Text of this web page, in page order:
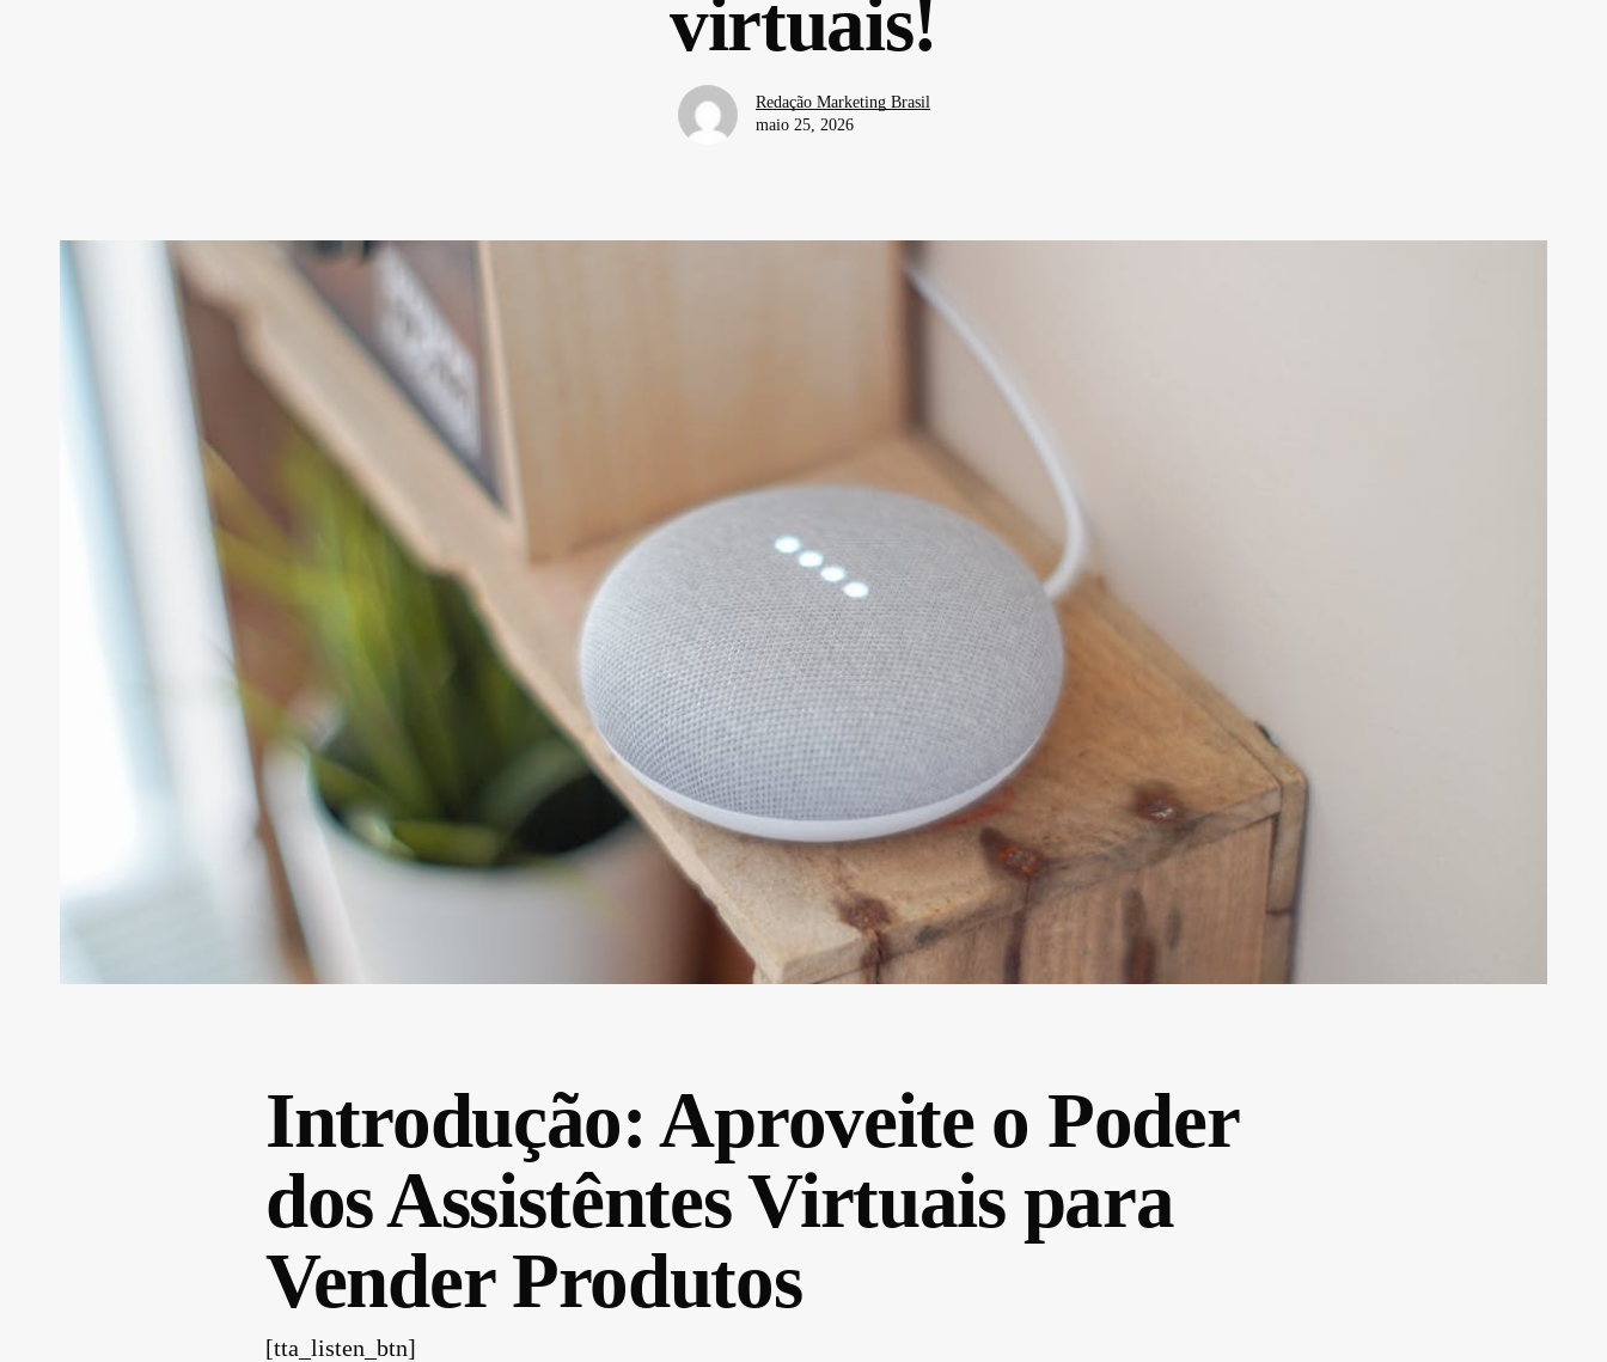
virtuais!
Redação Marketing Brasil
maio 25, 2026
Introdução: Aproveite o Poder
dos Assistêntes Virtuais para
Vender Produtos
[tta_listen_btn]